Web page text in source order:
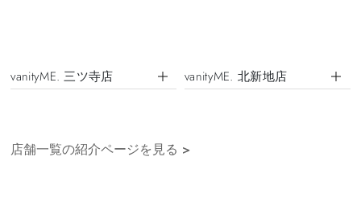
vanityME. 三ツ寺店 vanityME. 北新地店
店舗一覧の紹介ページを見る >